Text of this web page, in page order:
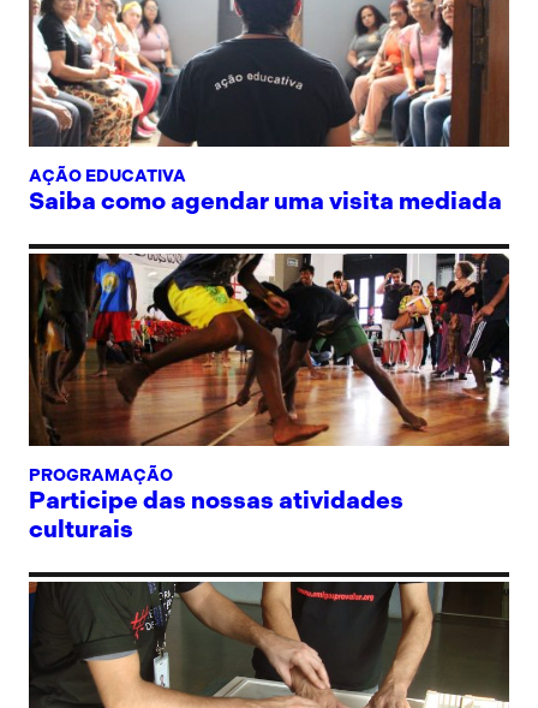
AÇÃO EDUCATIVA
Saiba como agendar uma visita mediada
PROGRAMAÇÃO
Participe das nossas atividades
culturais